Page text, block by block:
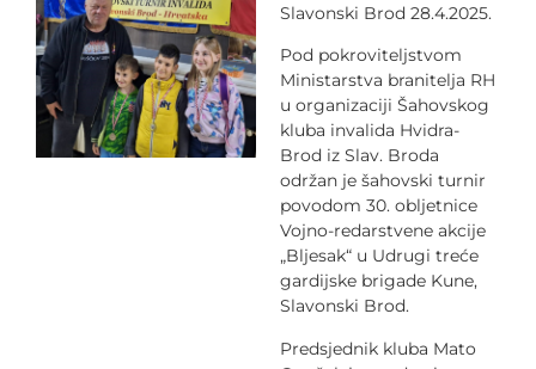
Slavonski Brod 28.4.2025.
Pod pokroviteljstvom
Ministarstva branitelja RH
u organizaciji Šahovskog
kluba invalida Hvidra-
Brod iz Slav. Broda
održan je šahovski turnir
povodom 30. obljetnice
Vojno-redarstvene akcije
„Bljesak“ u Udrugi treće
gardijske brigade Kune,
Slavonski Brod.
Predsjednik kluba Mato